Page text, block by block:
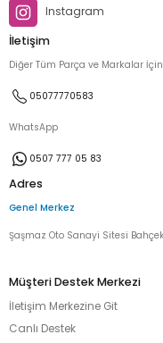
Instagram
İletişim
Diğer Tüm Parça ve Markalar
05077770583
WhatsApp
0507 777 05 83
Adres
Genel Merkez
Şaşmaz Oto Sanayi Sitesi
Müşteri Destek Merkezi
İletişim Merkezine Git
Canlı Destek